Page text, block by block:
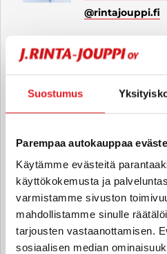
Suostumus
Parempaa autokauppaa
Käytämme evästeitä
käyttökokemusta ja
varmistamme sivuston
mahdollistamme sinulle
tarjousten vastaanottamisen.
sosiaalisen median
@rintajouppi.fi
040 711 3911
jiri.sjoman
040 711 3902
Onni Hujanen